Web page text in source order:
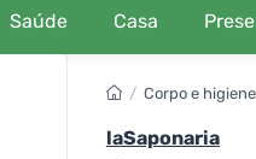
Saúde Casa
/ Corpo e higiene
laSaponaria